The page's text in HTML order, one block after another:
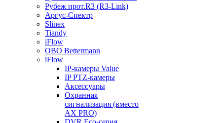
Рубеж прот.R3 (R3-Link)
Аргус-Спектр
Slinex
Tiandy
iFlow
OBO Bettermann
iFlow
IP-камеры Value
IP PTZ-камеры
Аксессуары
Охранная
сигнализация (вместо
AX PRO)